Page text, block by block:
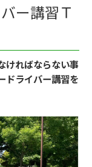
ー講習Ｔ
ければならない事
ドライバー講習を